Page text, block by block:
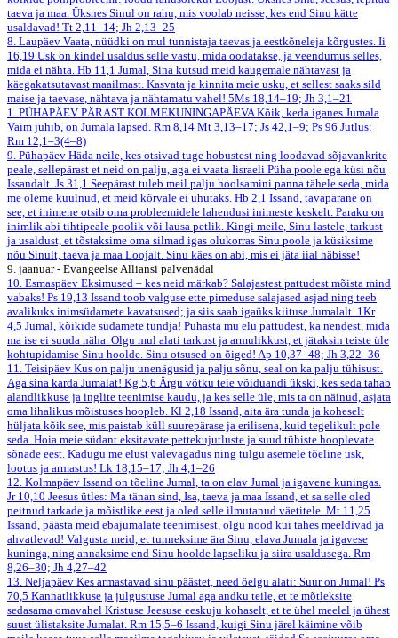
taeva ja maa. Üksnes Sinul on rahu, mis voolab neisse, kes end Sinu kätte
usaldavad! Tt 2,11–14; Jh 2,13–25
8. Laupäev Vaata, nüüdki on mul tunnistaja taevas ja eestkõneleja kõrgustes. Ii
16,19 Usk on kindel usaldus selle vastu, mida oodatakse, ja veendumus selles,
mida ei nähta. Hb 11,1 Jumal, Sina kutsud meid kaugemale nähtavast ja
käegakatsutavast maailmast. Kasvata ja kinnita meie usku, et sellest saaks sild
maise ja taevase, nähtava ja nähtamatu vahel! 5Ms 18,14–19; Jh 3,1–21
1. PÜHAPÄEV PÄRAST KOLMEKUNINGAPÄEVAKõik, keda iganes Jumala
Vaim juhib, on Jumala lapsed. Rm 8,14 Mt 3,13–17; Js 42,1–9; Ps 96 Jutlus:
Rm 12,1–3(4–8)
9. Pühapäev Häda neile, kes otsivad tuge hobustest ning loodavad sõjavankrite
peale, sellepärast et neid on palju, aga ei vaata Iisraeli Püha poole ega küsi nõu
Issandalt. Js 31,1 Seepärast tuleb meil palju hoolsamini panna tähele seda, mida
me oleme kuulnud, et meid kõrvale ei uhutaks. Hb 2,1 Issand, tavapärane on
see, et inimene otsib oma probleemidele lahendusi inimeste keskelt. Paraku on
inimlik abi tihtipeale poolik või lausa petlik. Kingi meile, Sinu lastele, tarkust
ja usaldust, et tõstaksime oma silmad igas olukorras Sinu poole ja küsiksime
nõu Sinult, taeva ja maa Loojalt. Sinu käes on abi, mis ei jäta iial häbisse!
9. jaanuar - Evangeelse Alliansi palvenädal
10. Esmaspäev Eksimused – kes neid märkab? Salajastest pattudest mõista mind
vabaks! Ps 19,13 Issand toob valguse ette pimeduse salajased asjad ning teeb
avalikuks inimsüdamete kavatsused; ja siis saab igaüks kiituse Jumalalt. 1Kr
4,5 Jumal, kõikide südamete tundja! Puhasta mu elu pattudest, ka nendest, mida
ma ise ei suuda näha. Olgu mul alati tarkust ja armulikkust, et jätaksin teiste üle
kohtupidamise Sinu hoolde. Sinu otsused on õiged! Ap 10,37–48; Jh 3,22–36
11. Teisipäev Kus on palju unenägusid ja palju sõnu, seal on ka palju tühisust.
Aga sina karda Jumalat! Kg 5,6 Ärgu võtku teie võiduandi ükski, kes seda tahab
alandlikkuse ja inglite teenimise kaudu, ja kes selle üle, mis ta on näinud, asjata
oma lihalikus mõistuses hoopleb. Kl 2,18 Issand, aita ära tunda ja koheselt
hüljata kõik see, mis paistab küll suurepärase ja erilisena, kuid tegelikult pole
seda. Hoia meie südant eksitavate pettekujutluste ja suud tühiste hooplevate
sõnade eest. Kadugu me elust valevagadus ning tulgu asemele tõeline usk,
lootus ja armastus! Lk 18,15–17; Jh 4,1–26
12. Kolmapäev Issand on tõeline Jumal, ta on elav Jumal ja igavene kuningas.
Jr 10,10 Jeesus ütles: Ma tänan sind, Isa, taeva ja maa Issand, et sa selle oled
peitnud tarkade ja mõistlike eest ja oled selle ilmutanud väetitele. Mt 11,25
Issand, päästa meid ebajumalate teenimisest, olgu nood kui tahes meeldivad ja
ahvatlevad! Valgusta meid, et tunneksime ära Sinu, elava Jumala ja igavese
kuninga, ning annaksime end Sinu hoolde lapseliku ja siira usaldusega. Rm
8,26–30; Jh 4,27–42
13. Neljapäev Kes armastavad sinu päästet, need öelgu alati: Suur on Jumal! Ps
70,5 Kannatlikkuse ja julgustuse Jumal aga andku teile, et te mõtleksite
sedasama omavahel Kristuse Jeesuse eeskuju kohaselt, et te ühel meelel ja ühest
suust ülistaksite Jumalat. Rm 15,5–6 Issand, kuigi Sinu järel käimine võib